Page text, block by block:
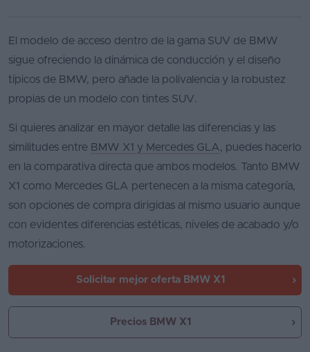
El modelo de acceso dentro de la gama SUV de BMW
sigue ofreciendo la dinámica de conducción y el diseño
típicos de BMW, pero añade la polivalencia y la robustez
propias de un modelo con tintes SUV.
Si quieres analizar en mayor detalle las diferencias y las
similitudes entre BMW X1 y Mercedes GLA, puedes hacerlo
en la comparativa directa que ambos modelos. Tanto BMW
X1 como Mercedes GLA pertenecen a la misma categoría,
son opciones de compra dirigidas al mismo usuario aunque
con evidentes diferencias estéticas, niveles de acabado y/o
motorizaciones.
Solicitar mejor oferta BMW X1
Precios BMW X1